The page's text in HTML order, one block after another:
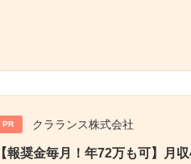
PR クラランス株式会社
【報奨金毎月！年72万も可】月